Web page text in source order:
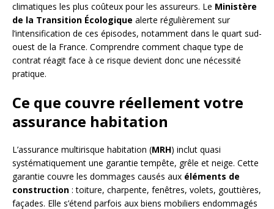
climatiques les plus coûteux pour les assureurs. Le Ministère
de la Transition Écologique alerte régulièrement sur
l’intensification de ces épisodes, notamment dans le quart sud-
ouest de la France. Comprendre comment chaque type de
contrat réagit face à ce risque devient donc une nécessité
pratique.
Ce que couvre réellement votre
assurance habitation
L’assurance multirisque habitation (MRH) inclut quasi
systématiquement une garantie tempête, grêle et neige. Cette
garantie couvre les dommages causés aux éléments de
construction : toiture, charpente, fenêtres, volets, gouttières,
façades. Elle s’étend parfois aux biens mobiliers endommagés